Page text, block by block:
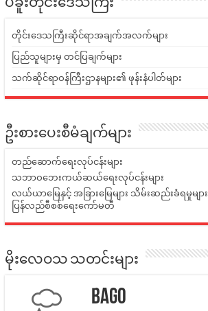
ပဲခူးတိုင်းဒေသကြီး
တိုင်းဒေသကြီးဆိုင်ရာအချက်အလက်များ
ပြည်သူများမှ တင်ပြချက်များ
သက်ဆိုင်ရာဝန်ကြီးဌာနများ၏ ဖုန်းနံပါတ်များ
ဦးစားပေးစီမံချက်များ
တည်ဆောက်ရေးလုပ်ငန်းများ
သဘာဝဘေးကယ်ဆယ်ရေးလုပ်ငန်းများ
လယ်ယာမြေနှင့် အခြားမြေများ သိမ်းဆည်းခံရမှုများ
ပြန်လည်စီစစ်ရေးကော်မတီ
မိုးလေဝသ သတင်းများ
Bago